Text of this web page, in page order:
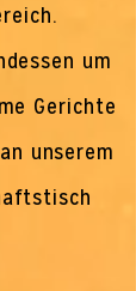
um
Gerichte
unserem